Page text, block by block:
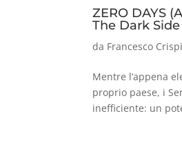
ZERO DAYS
The Dark
da Francesco
Mentre l’appena
proprio paese, i
inefficiente: un